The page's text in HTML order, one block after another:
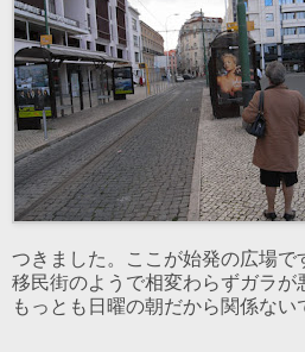
つきました。ここが始発の広場で
移民街のようで相変わらずガラが
もっとも日曜の朝だから関係ない